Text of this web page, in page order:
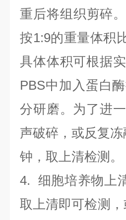
重后将组织剪碎
按1:9的重量体积
具体体积可根据
PBS中加入蛋白
分研磨。为了进
声破碎，或反复
钟，取上清检测。
4. 细胞培养物上
取上清即可检测